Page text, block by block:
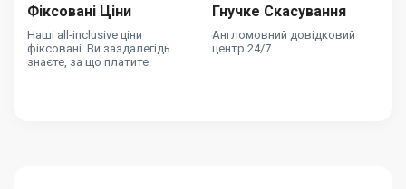
Фіксовані Ціни
Наші all-inclusive ціни
фіксовані. Ви заздалегідь
знаєте, за що платите.
Гнучке Скасування
Англомовний довідковий
центр 24/7.